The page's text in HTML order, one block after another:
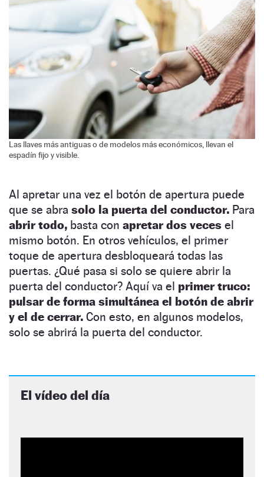
Las llaves más antiguas o de modelos más económicos, llevan el
espadín fijo y visible.
Al apretar una vez el botón de apertura puede
que se abra solo la puerta del conductor. Para
abrir todo, basta con apretar dos veces el
mismo botón. En otros vehículos, el primer
toque de apertura desbloqueará todas las
puertas. ¿Qué pasa si solo se quiere abrir la
puerta del conductor? Aquí va el primer truco:
pulsar de forma simultánea el botón de abrir
y el de cerrar. Con esto, en algunos modelos,
solo se abrirá la puerta del conductor.
El vídeo del día